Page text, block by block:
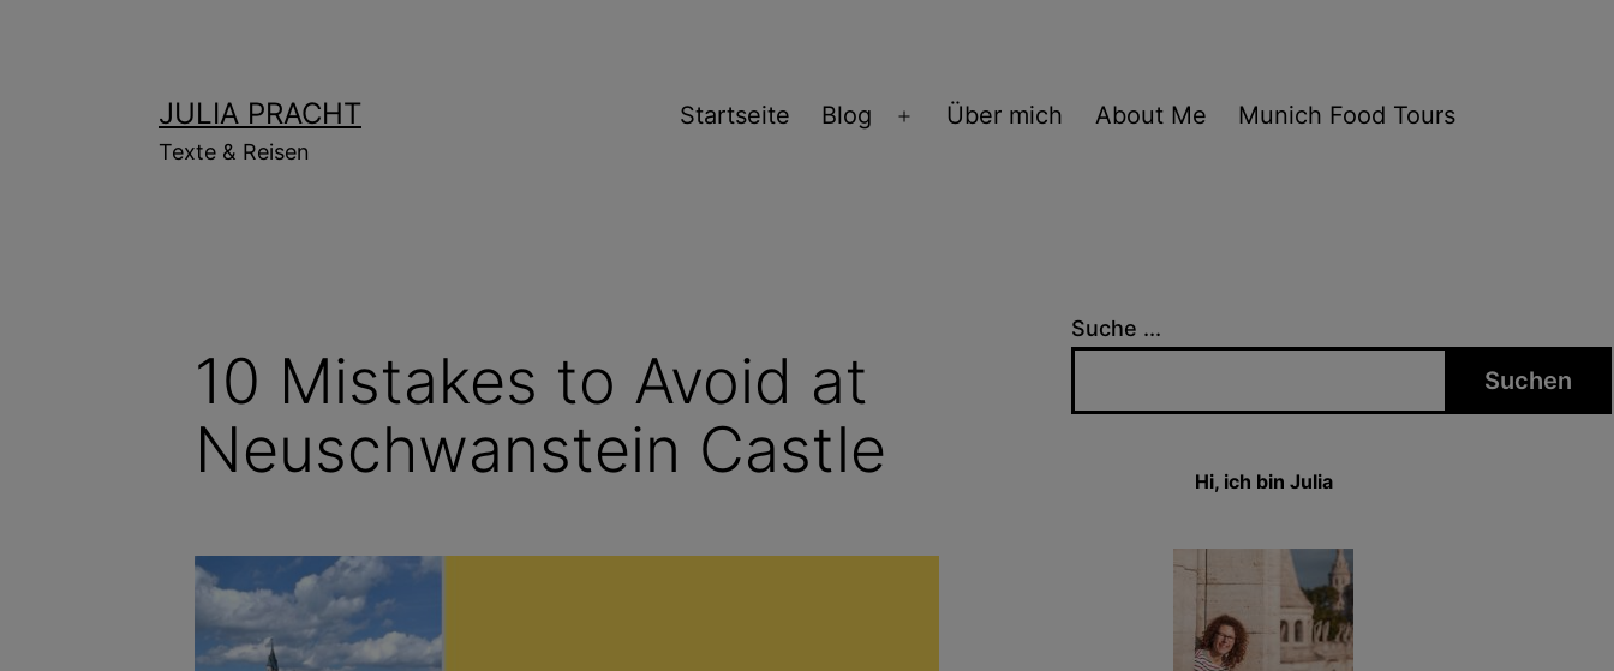
JULIA PRACHT
Texte & Reisen
Startseite Blog
Menü
Über mich About Me Munich Food Tours
10 Mistakes to Avoid at
Neuschwanstein Castle
Suche ...
Suchen
Hi, ich bin Julia